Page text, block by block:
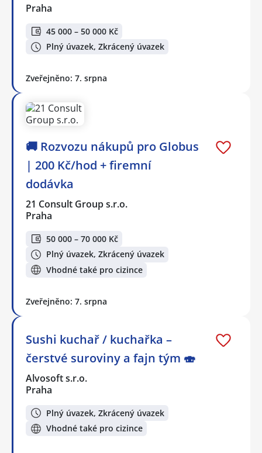
Praha
45 000 – 50 000 Kč
Plný úvazek, Zkrácený úvazek
Zveřejněno: 7. srpna
🚚 Rozvozu nákupů pro Globus
| 200 Kč/hod + firemní
dodávka
21 Consult Group s.r.o.
Praha
50 000 – 70 000 Kč
Plný úvazek, Zkrácený úvazek
Vhodné také pro cizince
Zveřejněno: 7. srpna
Sushi kuchař / kuchařka –
čerstvé suroviny a fajn tým 🍣
Alvosoft s.r.o.
Praha
Plný úvazek, Zkrácený úvazek
Vhodné také pro cizince